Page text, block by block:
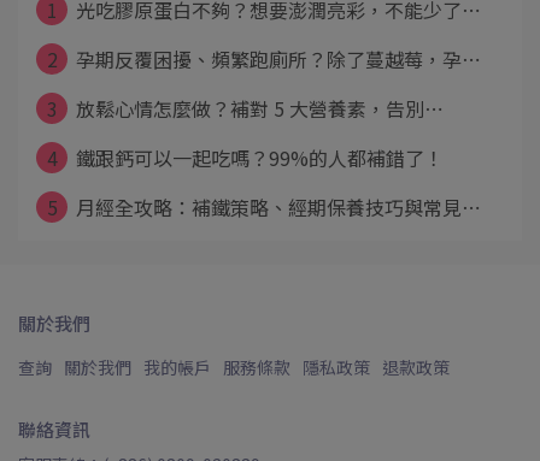
1
光吃膠原蛋白不夠？想要澎潤亮彩，不能少了⋯
2
孕期反覆困擾、頻繁跑廁所？除了蔓越莓，孕⋯
3
放鬆心情怎麼做？補對 5 大營養素，告別⋯
4
鐵跟鈣可以一起吃嗎？99%的人都補錯了！
5
月經全攻略：補鐵策略、經期保養技巧與常見⋯
關於我們
查詢 關於我們 我的帳戶 服務條款 隱私政策 退款政策
聯絡資訊